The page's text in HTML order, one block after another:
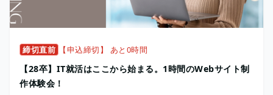
締切直前 【申込締切】 あと0時間
【28卒】IT就活はここから始まる。1時間のWebサイト制
作体験会！